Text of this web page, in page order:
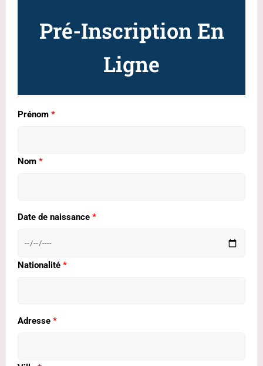
Pré-Inscription En
Ligne
Prénom *
Nom *
Date de naissance *
Nationalité *
Adresse *